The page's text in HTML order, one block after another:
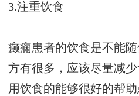
3.注重饮食
癫痫患者的饮食是不能
方有很多，应该尽量减
用饮食的能够很好的帮